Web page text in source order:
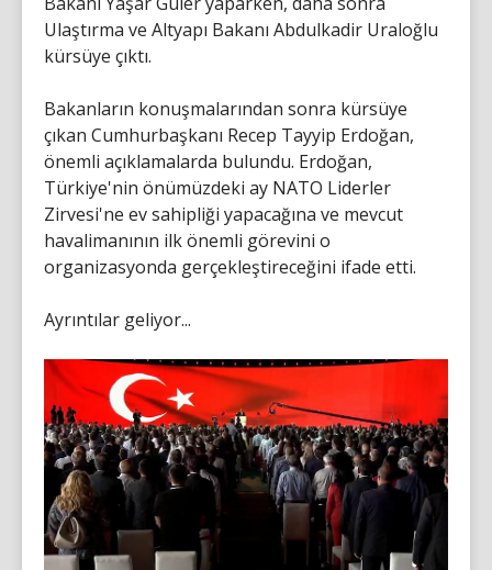
Ulaştırma ve Altyapı Bakanı Abdulkadir Uraloğlu
kürsüye çıktı.
Bakanların konuşmalarından sonra kürsüye
çıkan Cumhurbaşkanı Recep Tayyip Erdoğan,
önemli açıklamalarda bulundu. Erdoğan,
Türkiye'nin önümüzdeki ay NATO Liderler
Zirvesi'ne ev sahipliği yapacağına ve mevcut
havalimanının ilk önemli görevini o
organizasyonda gerçekleştireceğini ifade etti.
Ayrıntılar geliyor...